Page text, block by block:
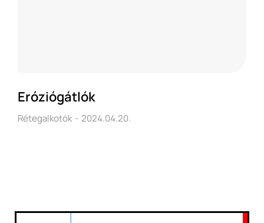
Eróziógátlók
Rétegalkotók 2024.04.20.